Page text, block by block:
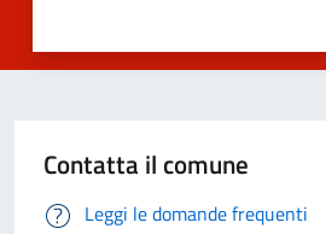
Contatta il comune
Leggi le domande frequenti